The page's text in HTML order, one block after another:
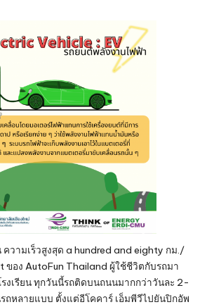
ความเร็วสูงสุด a hundred and eighty กม./
ของ AutoFun Thailand ผู้ใช้ชีวิตกับรถมา
งเรียน ทุกวันนี้รถติดบนถนนมากกว่าวันละ 2-
ถหลายแบบ ตั้งแต่อีโคคาร์ เอ็มพีวีไปยันปิกอัพ